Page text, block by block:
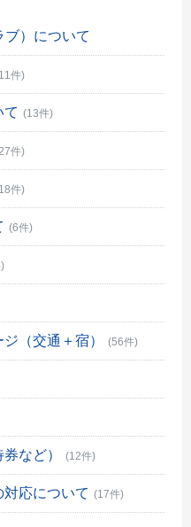
）について
件)
て (13件)
件)
件)
(6件)
（交通＋宿） (56件)
など） (12件)
応について (17件)